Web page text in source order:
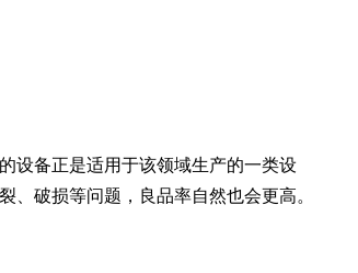
设备正是适用于该领域生产的一类设
破损等问题，良品率自然也会更高。